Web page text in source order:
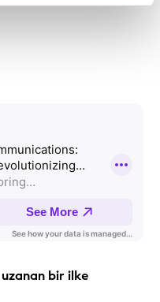
bir ilke